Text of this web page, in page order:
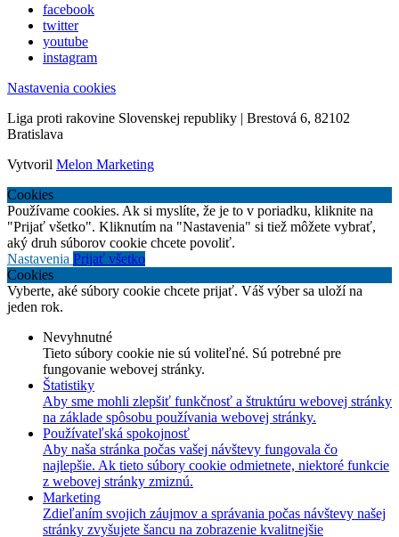
facebook
twitter
youtube
instagram
Nastavenia cookies
Liga proti rakovine Slovenskej republiky | Brestová 6, 82102
Bratislava
Vytvoril Melon Marketing
Cookies
Používame cookies. Ak si myslíte, že je to v poriadku, kliknite na
"Prijať všetko". Kliknutím na "Nastavenia" si tiež môžete vybrať,
aký druh súborov cookie chcete povoliť.
Nastavenia Prijať všetko
Cookies
Vyberte, aké súbory cookie chcete prijať. Váš výber sa uloží na
jeden rok.
Nevyhnutné
Tieto súbory cookie nie sú voliteľné. Sú potrebné pre
fungovanie webovej stránky.
Štatistiky
Aby sme mohli zlepšiť funkčnosť a štruktúru webovej stránky
na základe spôsobu používania webovej stránky.
Používateľská spokojnosť
Aby naša stránka počas vašej návštevy fungovala čo
najlepšie. Ak tieto súbory cookie odmietnete, niektoré funkcie
z webovej stránky zmiznú.
Marketing
Zdieľaním svojich záujmov a správania počas návštevy našej
stránky zvyšujete šancu na zobrazenie kvalitnejšie